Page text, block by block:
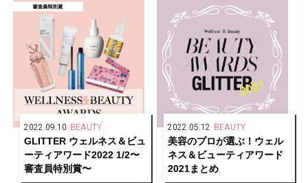
2022.09.10 BEAUTY
GLITTER ウェルネス＆ビュ
ーティアワード2022 1/2〜
審査員特別賞〜
2022.05.12 BEAUTY
美容のプロが選ぶ！ウェル
ネス＆ビューティアワード
2021まとめ